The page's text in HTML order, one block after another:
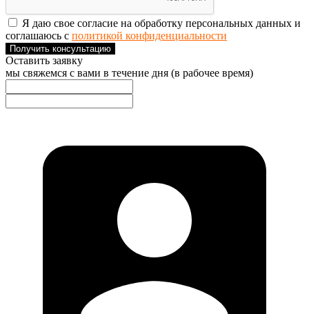
Я даю свое согласие на обработку персональных данных и
соглашаюсь с политикой конфиденциальности
Получить консультацию
Оставить заявку
мы свяжемся с вами в течение дня (в рабочее время)